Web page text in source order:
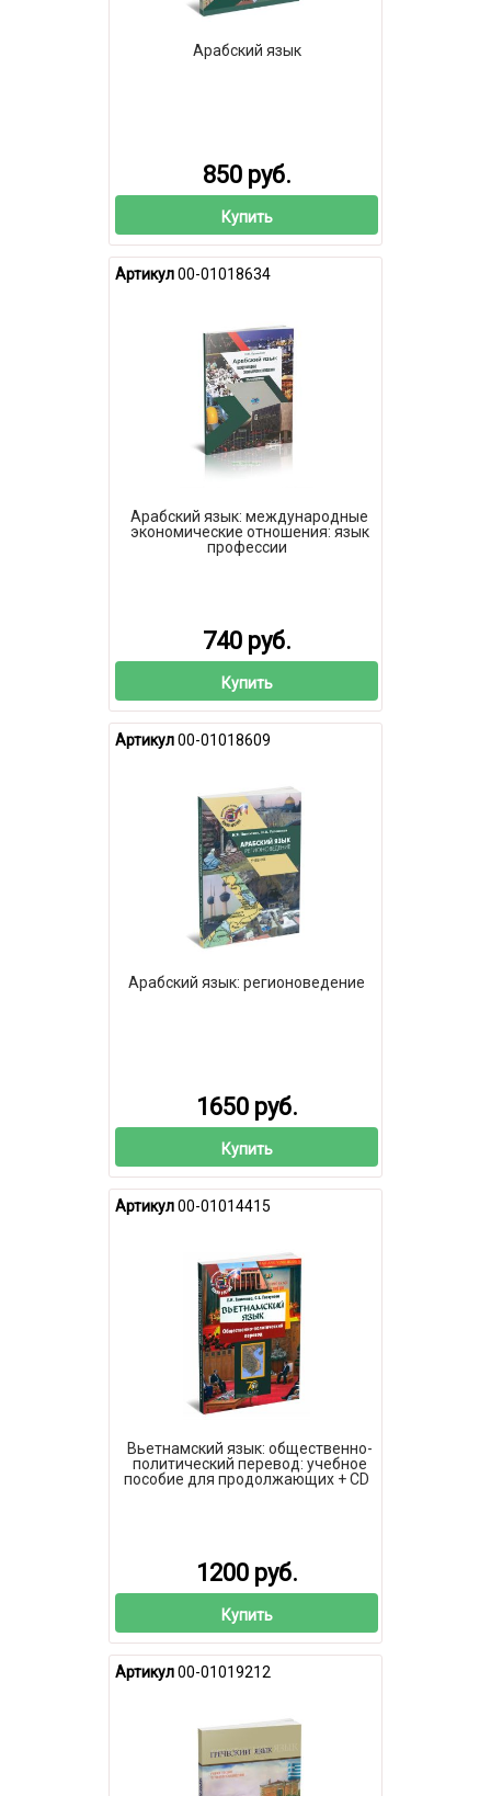
Арабский язык
850 руб.
Купить
Артикул00-01018634
Арабский язык: международные
экономические отношения: язык
профессии
740 руб.
Купить
Артикул00-01018609
Арабский язык: регионоведение
1650 руб.
Купить
Артикул00-01014415
Вьетнамский язык: общественно-
политический перевод: учебное
пособие для продолжающих + CD
1200 руб.
Купить
Артикул00-01019212